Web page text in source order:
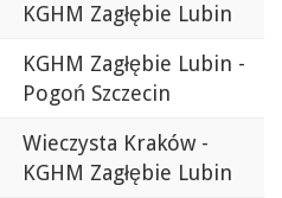
KGHM Zagłębie Lubin
KGHM Zagłębie Lubin -
Pogoń Szczecin
Wieczysta Kraków -
KGHM Zagłębie Lubin